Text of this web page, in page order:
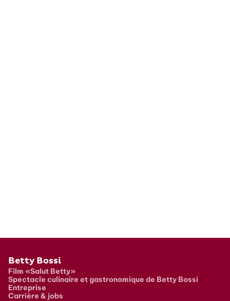
Pied de page
Betty Bossi
Film «Salut Betty»
Spectacle culinaire et gastronomique de Betty Bossi
Entreprise
Carrière & jobs